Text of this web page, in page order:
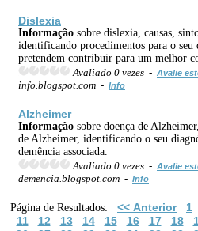
Dislexia
Informação sobre dislexia, causas,
identificando procedimentos para o seu
pretendem contribuir para um melhor
Avaliado 0 vezes - Avalie
info.blogspot.com - Info
Alzheimer
Informação sobre doença de
de Alzheimer, identificando o seu
demência associada.
Avaliado 0 vezes - Avalie
demencia.blogspot.com - Info
Página de Resultados: << Anterior 1
11
12 13 14 15 16 17 18